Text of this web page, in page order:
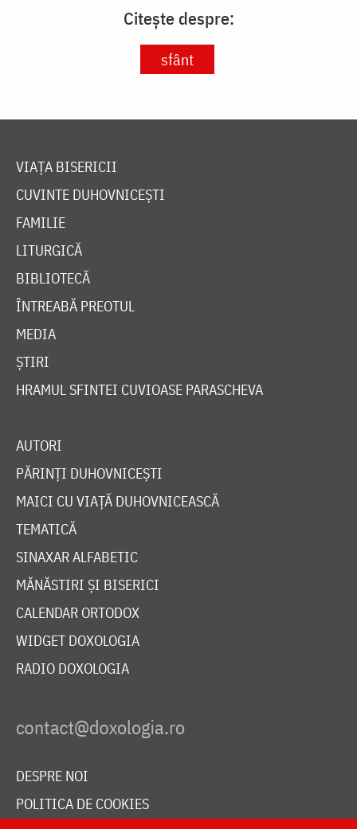
Citește despre:
sfânt
VIAȚA BISERICII
CUVINTE DUHOVNICEȘTI
FAMILIE
LITURGICĂ
BIBLIOTECĂ
ÎNTREABĂ PREOTUL
MEDIA
ȘTIRI
HRAMUL SFINTEI CUVIOASE PARASCHEVA
AUTORI
PĂRINȚI DUHOVNICEȘTI
MAICI CU VIAȚĂ DUHOVNICEASCĂ
TEMATICĂ
SINAXAR ALFABETIC
MĂNĂSTIRI ȘI BISERICI
CALENDAR ORTODOX
WIDGET DOXOLOGIA
RADIO DOXOLOGIA
DESPRE NOI
POLITICA DE COOKIES